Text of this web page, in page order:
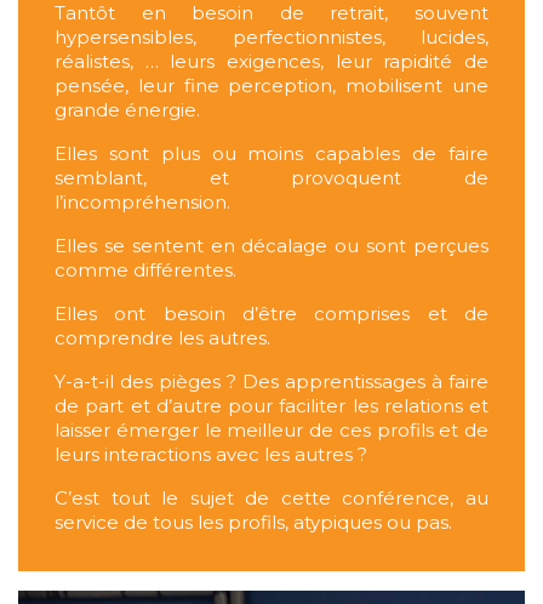
Tantôt en besoin de retrait, souvent
hypersensibles, perfectionnistes, lucides,
réalistes, … leurs exigences, leur rapidité de
pensée, leur fine perception, mobilisent une
grande énergie.
Elles sont plus ou moins capables de faire
semblant, et provoquent de
l’incompréhension.
Elles se sentent en décalage ou sont perçues
comme différentes.
Elles ont besoin d’être comprises et de
comprendre les autres.
Y-a-t-il des pièges ? Des apprentissages à faire
de part et d’autre pour faciliter les relations et
laisser émerger le meilleur de ces profils et de
leurs interactions avec les autres ?
C’est tout le sujet de cette conférence, au
service de tous les profils, atypiques ou pas.